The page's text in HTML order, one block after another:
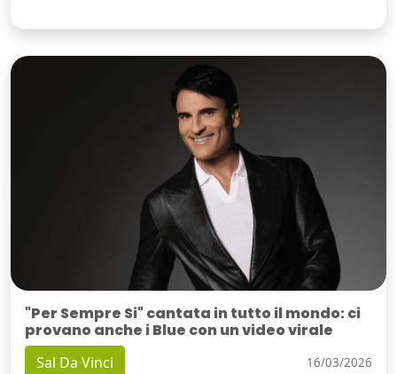
"Per Sempre Si" cantata in tutto il mondo: ci
provano anche i Blue con un video virale
Sal Da Vinci 16/03/2026